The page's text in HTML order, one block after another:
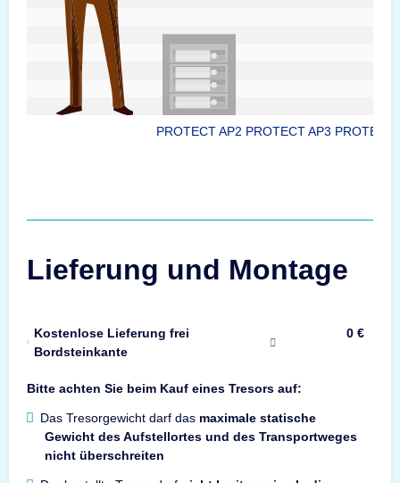
PROTECT AP2 PROTECT AP3 PROTECT
Lieferung und Montage
Kostenlose Lieferung frei
Bordsteinkante
0 €
Bitte achten Sie beim Kauf eines Tresors auf:
Das Tresorgewicht darf das maximale statische
Gewicht des Aufstellortes und des Transportweges
nicht überschreiten